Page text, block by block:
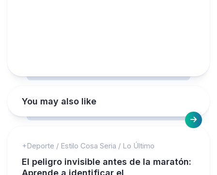
You may also like
+Deporte / Estilo Cosa Seria / Lo Último
El peligro invisible antes de la maratón: